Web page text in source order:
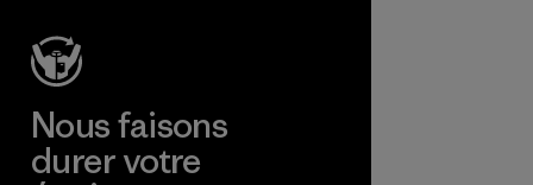
Nous faisons
durer votre